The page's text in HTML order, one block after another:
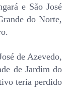
e São José
do Norte,
de Azevedo,
de Jardim do
teria perdido